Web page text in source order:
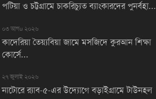
পটিয়া ও চট্টগ্রামে চাকরিচ্যুত ব্যাংকারদের পুনর্বহা...
০৩ আগu ২০২৬
কাদেরিয়া তৈয়্যবিয়া জামে মসজিদে কুরআন শিক্ষা
কোর্সে...
২৭ জুলাই ২০২৬
নাটোরে র‌্যাব-৫-এর উদ্যোগে বড়াইগ্রামে টাউনহল